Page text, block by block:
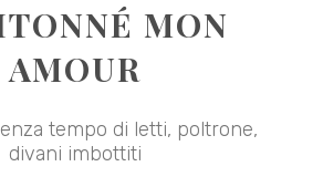
MON
AMOUR
tempo di letti, poltrone,
divani imbottiti